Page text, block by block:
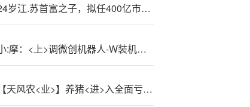
24岁江.苏首富之子，拟任400亿市值公司董事
小:摩：<上>调微创机器人-W装机量预测 目标价升至42港元
【天风农<业>】养猪<进>入全面亏损，后市如何解读？